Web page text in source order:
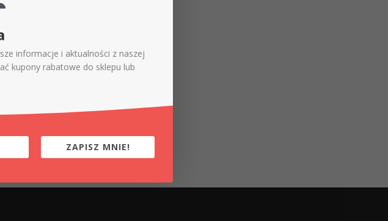
informacje i aktualności z naszej
kupony rabatowe do sklepu lub
ZAPISZ MNIE!